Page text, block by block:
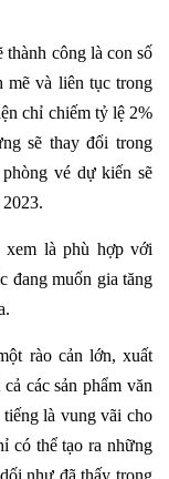
thành công là con số
mẽ và liên tục trong
chỉ chiếm tỷ lệ 2%
sẽ thay đổi trong
vé dự kiến sẽ
xem là phù hợp với
đang muốn gia tăng
rào cản lớn, xuất
các sản phẩm văn
là vung vãi cho
có thể tạo ra những
như đã thấy trong